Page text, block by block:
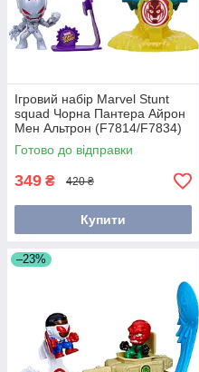
Ігровий набір Marvel Stunt
squad Чорна Пантера Айрон
Мен Альтрон (F7814/F7834)
Готово до відправки
349 ₴ 420 ₴
Купити
–23%